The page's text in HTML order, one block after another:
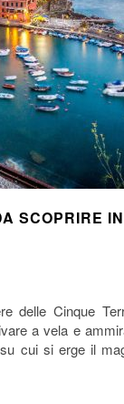
SCOPRIRE
delle Cinque
a vela e
cui si erge il